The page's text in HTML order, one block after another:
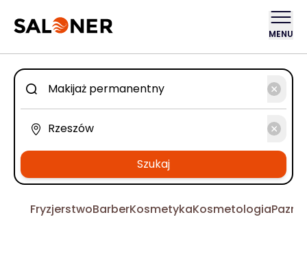
MENU
Szukaj
FryzjerstwoBarberKosmetykaKosmetologia